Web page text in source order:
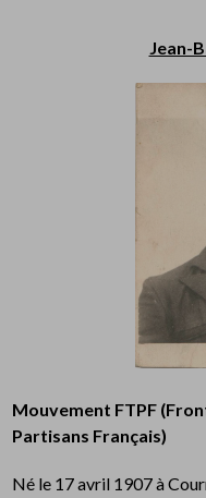
Jean-
Mouvement FTPF
Partisans Français)
Né le 17 avril 1907 à